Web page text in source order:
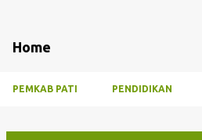
Home
PEMKAB PATI PENDIDIKAN